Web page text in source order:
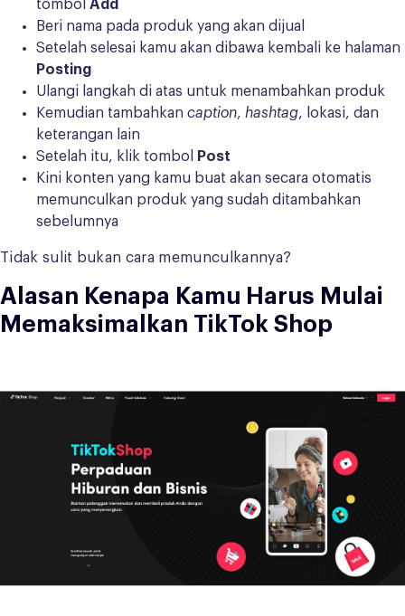
tombol Add
Beri nama pada produk yang akan dijual
Setelah selesai kamu akan dibawa kembali ke halaman
Posting
Ulangi langkah di atas untuk menambahkan produk
Kemudian tambahkan caption, hashtag, lokasi, dan
keterangan lain
Setelah itu, klik tombol
Post
Kini konten yang kamu buat akan secara otomatis
memunculkan produk yang sudah ditambahkan
sebelumnya
Tidak sulit bukan cara memunculkannya?
Alasan Kenapa Kamu Harus Mulai
Memaksimalkan TikTok Shop